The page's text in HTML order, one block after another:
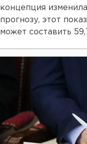
концепция
прогнозу, этот
может составить